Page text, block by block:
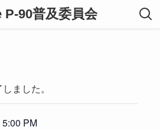
P-90普及委員会
ました。
5:00 PM